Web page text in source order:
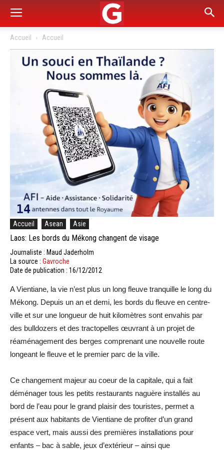
Accueil Accueil
Accueil Asean Asie
Laos: Les bords du Mékong changent de visage
Journaliste : Maud Jaderholm
La source : Gavroche
Date de publication : 16/12/2012
A Vientiane, la vie n’est plus un long fleuve tranquille le long du
Mékong. Depuis un an et demi, les bords du fleuve en centre-
ville et sur une longueur de huit kilomètres sont envahis par
des bulldozers et des tractopelles œuvrant à un projet de
réaménagement des berges comprenant une nouvelle route
longeant le fleuve et le premier parc de la ville.
Ce changement majeur au coeur de la capitale, qui a fait
déménager tous les petits restaurants naguère installés au
bord de l’eau pour le grand plaisir des touristes, permet a
présent aux habitants de Vientiane de profiter d’un grand
espace vert, mais aussi des premières installations pour
enfants – bac à sable, jeux d’extérieur – ainsi que